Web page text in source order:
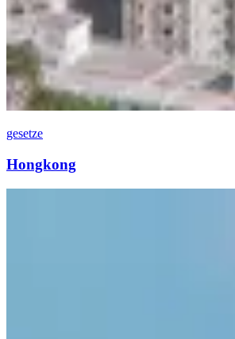
gesetze
Hongkong